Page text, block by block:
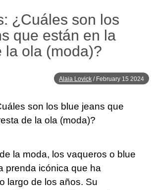
¿Cuáles son los
que están en la
la ola (moda)?
Alaia Lovick / February 15 2024
son los blue jeans que
de la ⁤ola (moda)?
la moda, los‍ vaqueros o blue
prenda icónica que ha
largo de los años.⁢ Su